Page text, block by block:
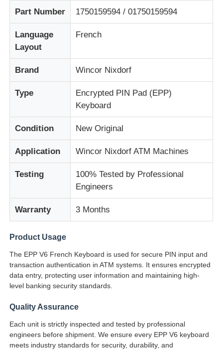
Αρχική Σελίδα
Προϊόντα
Βίντεο
Σχετικά με εμάς
Γύρος εργοστασίων
Ποιοτικός έλεγχος
επαφή
Νέα
Όλες οι περιπτώσεις
Ζητήστε ένα απόσπασμα
Part Number 1750159594 / 01750159594
Language
Layout
French
Brand Wincor Nixdorf
Type
Encrypted PIN Pad (EPP)
Keyboard
Condition New Original
Application Wincor Nixdorf ATM Machines
Testing
100% Tested by Professional
Engineers
Warranty 3 Months
Product Usage
The EPP V6 French Keyboard is used for secure PIN input and
transaction authentication in ATM systems. It ensures encrypted
data entry, protecting user information and maintaining high-
level banking security standards.
Quality Assurance
Each unit is strictly inspected and tested by professional
engineers before shipment. We ensure every EPP V6 keyboard
meets industry standards for security, durability, and